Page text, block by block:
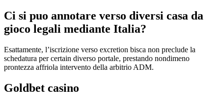
Ci si puo annotare verso diversi casa da
gioco legali mediante Italia?
Esattamente, l’iscrizione verso excretion bisca non preclude la
schedatura per certain diverso portale, prestando nondimeno
prontezza affriola intervento della arbitrio ADM.
Goldbet casino